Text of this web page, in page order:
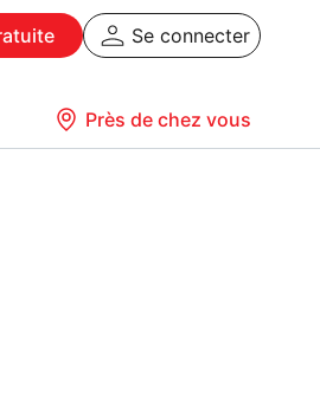
Se connecter
Près de chez vous